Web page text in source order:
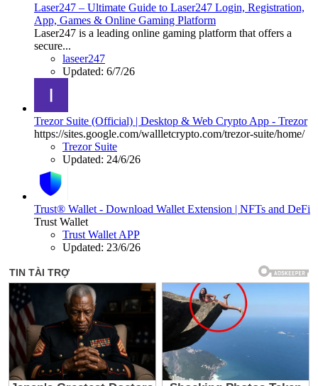
Laser247 – Ultimate Guide to Laser247 Login, Registration,
App, Games & Online Gaming Platform
Laser247 is a leading online gaming platform that offers a
secure...
laseer247
Updated: 6/7/26
Trezor Suite (Official) | Desktop & Web Crypto App - Trezor
https://sites.google.com/wallletcrypto.com/trezor-suite/home/
Trezor Suite
Updated: 24/6/26
Trust® Wallet - Download Wallet Extension | NFTs and DeFi
Trust Wallet
Trust Wallet APP
Updated: 23/6/26